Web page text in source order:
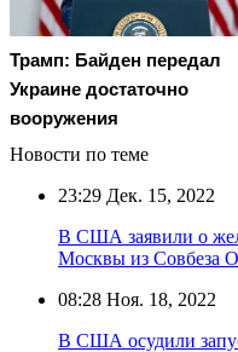
Трамп: Байден передал
Украине достаточно
вооружения
Новости по теме
23:29 Дек. 15, 2022
В США заявили о
Москвы из Совбеза
08:28 Ноя. 18, 2022
В США осудили